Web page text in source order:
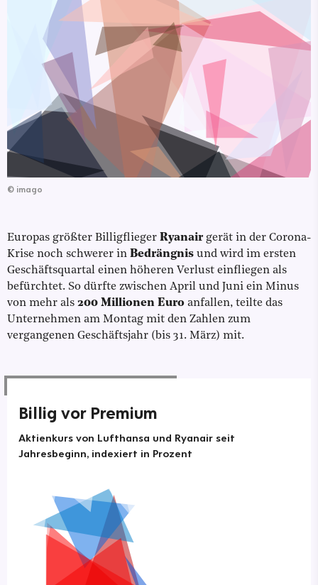
© imago
Europas größter Billigflieger Ryanairgerät in der Corona-
Krise noch schwerer in Bedrängnis und wird im ersten
Geschäftsquartal einen höheren Verlust einfliegen als
befürchtet. So dürfte zwischen April und Juni ein Minus
von mehr als 200 Millionen Euro anfallen, teilte das
Unternehmen am Montag mit den Zahlen zum
vergangenen Geschäftsjahr (bis 31. März) mit.
Billig vor Premium
Aktienkurs von Lufthansa und Ryanair seit
Jahresbeginn, indexiert in Prozent